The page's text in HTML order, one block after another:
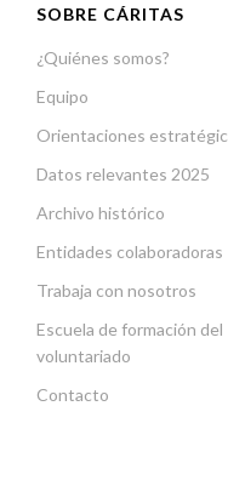
SOBRE CÁRITAS
¿Quiénes somos?
Equipo
Orientaciones
Datos relevantes 2025
Archivo histórico
Entidades colaboradoras
Trabaja con nosotros
Escuela de formación del
voluntariado
Contacto